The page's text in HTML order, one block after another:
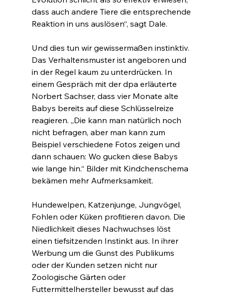
dass auch andere Tiere die entsprechende
Reaktion in uns auslösen“, sagt Dale.
Und dies tun wir gewissermaßen instinktiv.
Das Verhaltensmuster ist angeboren und
in der Regel kaum zu unterdrücken. In
einem Gespräch mit der dpa erläuterte
Norbert Sachser, dass vier Monate alte
Babys bereits auf diese Schlüsselreize
reagieren. „Die kann man natürlich noch
nicht befragen, aber man kann zum
Beispiel verschiedene Fotos zeigen und
dann schauen: Wo gucken diese Babys
wie lange hin.“ Bilder mit Kindchenschema
bekämen mehr Aufmerksamkeit.
Hundewelpen, Katzenjunge, Jungvögel,
Fohlen oder Küken profitieren davon. Die
Niedlichkeit dieses Nachwuchses löst
einen tiefsitzenden Instinkt aus. In ihrer
Werbung um die Gunst des Publikums
oder der Kunden setzen nicht nur
Zoologische Gärten oder
Futtermittelhersteller bewusst auf das